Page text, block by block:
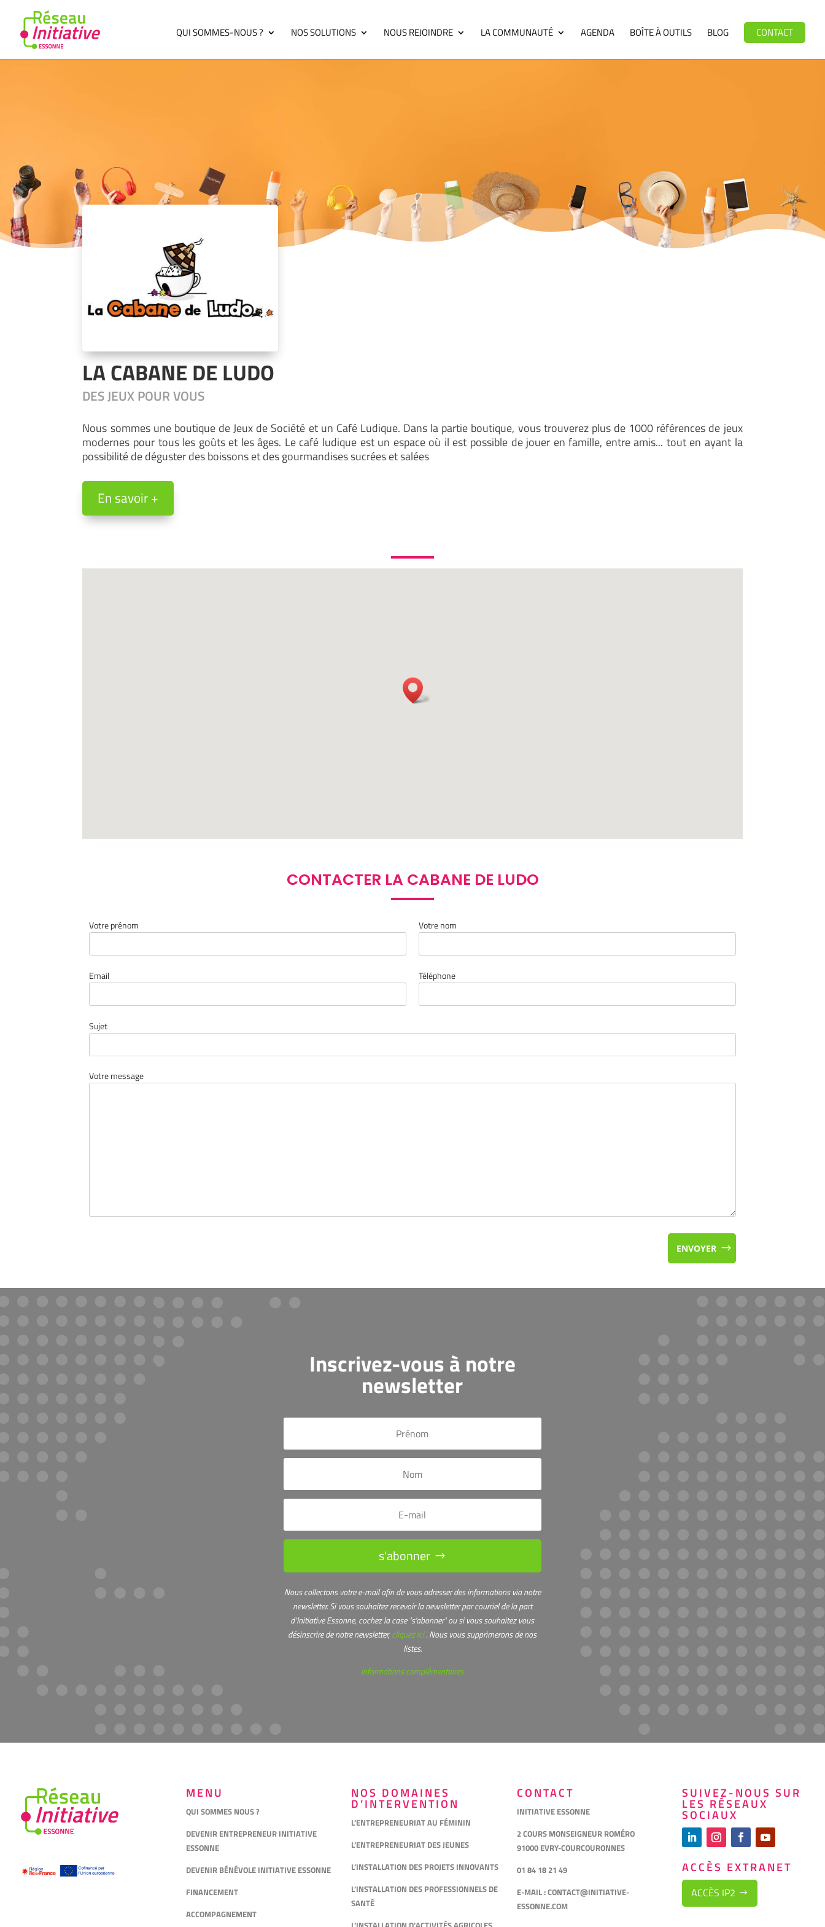
QUI SOMMES-NOUS ? NOS SOLUTIONS NOUS REJOINDRE LA COMMUNAUTÉ AGENDA BOÎTE À OUTILS BLOG CONTACT
LA CABANE DE LUDO
DES JEUX POUR VOUS
Nous sommes une boutique de Jeux de Société et un Café Ludique. Dans la partie boutique, vous trouverez plus de 1000 références de jeux
modernes pour tous les goûts et les âges. Le café ludique est un espace où il est possible de jouer en famille, entre amis... tout en ayant la
possibilité de déguster des boissons et des gourmandises sucrées et salées
En savoir +
CONTACTER LA CABANE DE LUDO
Votre prénom Votre nom
Email Téléphone
Sujet
Votre message
ENVOYER
Inscrivez-vous à notre
newsletter
s'abonner
Nous collectons votre e-mail afin de vous adresser des informations via notre
newsletter.Si vous souhaitez recevoir la newsletter par courriel de la part
d’Initiative Essonne, cochez la case "s'abonner" ou si vous souhaitez vous
désinscrire de notre newsletter,cliquez ici. Nous vous supprimerons de nos
listes.
Informations complémentaires
MENU
QUI SOMMES NOUS ?
DEVENIR ENTREPRENEUR INITIATIVE
ESSONNE
DEVENIR BÉNÉVOLE INITIATIVE ESSONNE
FINANCEMENT
ACCOMPAGNEMENT
NOS DOMAINES
D’INTERVENTION
L’ENTREPRENEURIAT AU FÉMININ
L’ENTREPRENEURIAT DES JEUNES
L’INSTALLATION DES PROJETS INNOVANTS
L’INSTALLATION DES PROFESSIONNELS DE
SANTÉ
CONTACT
INITIATIVE ESSONNE
2 COURS MONSEIGNEUR ROMÉRO
91000 EVRY-COURCOURONNES
01 84 18 21 49
E-MAIL :CONTACT@INITIATIVE-
ESSONNE.COM
SUIVEZ-NOUS SUR
LES RÉSEAUX
SOCIAUX
ACCÈS EXTRANET
ACCÈS IP2